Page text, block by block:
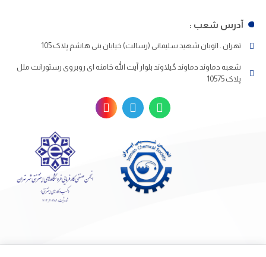
آدرس شعب :
تهران . اتوبان شهید سلیمانی (رسالت) خیابان بنی هاشم پلاک 105
شعبه دماوند دماوند گیلاوند بلوار آیت الله خامنه ای روبروی رستورانت ملل
پلاک 10575